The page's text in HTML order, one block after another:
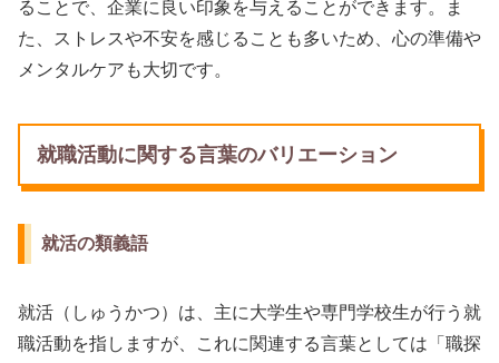
ることで、企業に良い印象を与えることができます。ま
た、ストレスや不安を感じることも多いため、心の準備や
メンタルケアも大切です。
就職活動に関する言葉のバリエーション
就活の類義語
就活（しゅうかつ）は、主に大学生や専門学校生が行う就
職活動を指しますが、これに関連する言葉としては「職探